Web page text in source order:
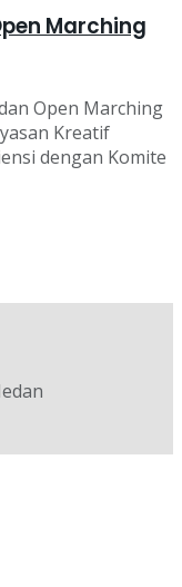
Marching
Open Marching
Kreatif
dengan Komite